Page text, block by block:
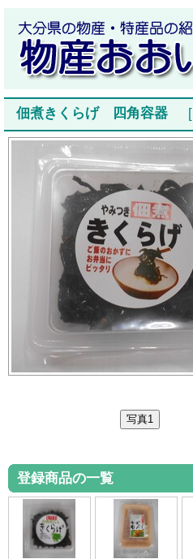
佃煮きくらげ 四角容器 [
登録商品の一覧